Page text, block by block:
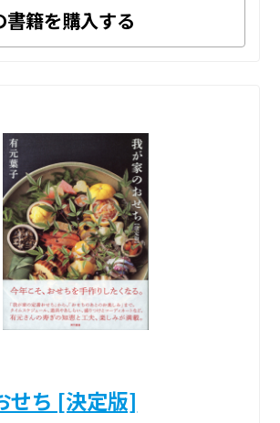
書籍を購入する
せち [決定版]